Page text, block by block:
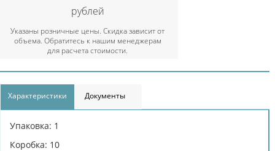
рублей
Указаны розничные цены. Скидка зависит от
объема. Обратитесь к нашим менеджерам
для расчета стоимости.
Характеристики Документы
Упаковка: 1
Коробка: 10